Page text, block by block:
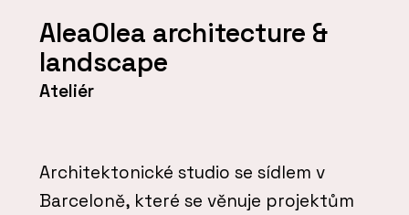
AleaOlea architecture &
landscape
Ateliér
Architektonické studio se sídlem v
Barceloně, které se věnuje projektům